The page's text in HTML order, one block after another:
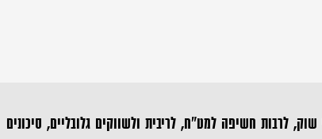
לרבות חשיפה למט"ח, לריבית ולשווקים גלובליים, סיכונים